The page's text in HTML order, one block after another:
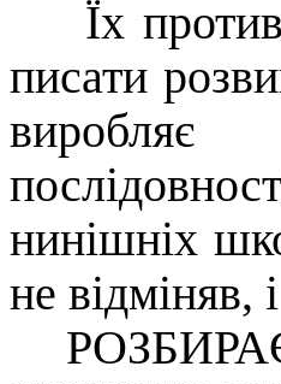
Їх
писати
виробляє
нинішніх
не відміняв,